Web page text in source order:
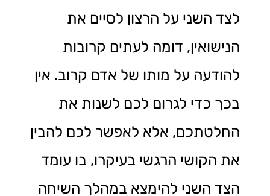
לצד השני על הרצון לסיים את
הנישואין, דומה לעתים קרובות
להודעה על מותו של אדם קרוב. אין
בכך כדי לגרום לכם לשנות את
החלטתכם, אלא לאפשר לכם להבין
את הקושי הרגשי בעיקרו, בו עומד
הצד השני להימצא במהלך השיחה